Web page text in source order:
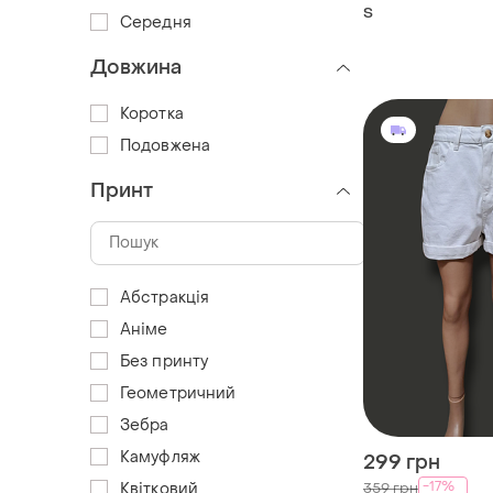
з фактурним
S
299 грн
359 грн -17%
Середня
Довжина
Коротка
Подовжена
Принт
Абстракція
Аніме
Без принту
Геометричний
Зебра
Камуфляж